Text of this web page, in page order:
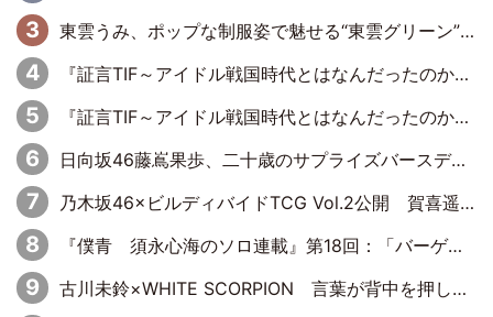
東雲うみ、ポップな制服姿で魅せる“東雲グリーン”の正体
『証言TIF～アイドル戦国時代とはなんだったのか～』第8回：Negicco・Nao☆×Megu×Kaede「東京からオファーが来たのと、梨の皮剥きとどっちが大事なんだって」
『証言TIF～アイドル戦国時代とはなんだったのか～』第10回：さくら学院・武藤彩未×飯田らうら「正直、中3で辞めるというのを信じてなくて。そう言われてはいたけど、嘘でしょって」
日向坂46藤嶌果歩、二十歳のサプライズバースデーに大喜び「頼られる先輩になれるように努力していきたい」
乃木坂46×ビルディバイドTCG Vol.2公開 賀喜遥香＆田村真佑が『京まふ』ステージに登壇
『僕青 須永心海のソロ連載』第18回：「バーゲンセールハンターみうな inしまむら」編
古川未鈴×WHITE SCORPION 言葉が背中を押した“それぞれの決意”